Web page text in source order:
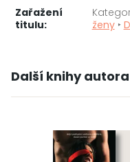
Zařažení
titulu:
ženy‣
Další knihy autora